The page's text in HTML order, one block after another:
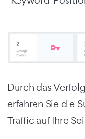
Durch das
erfahren Sie die
Traffic auf Ihre